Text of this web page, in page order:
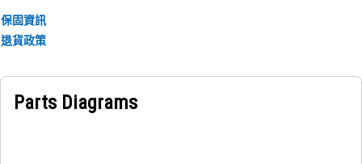
保固資訊
退貨政策
Parts Diagrams